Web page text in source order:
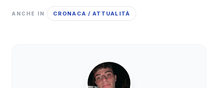
ANCHE IN CRONACA / ATTUALITÀ